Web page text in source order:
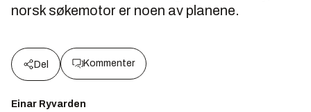
norsk søkemotor er noen av planene.
Del Kommenter
Einar Ryvarden